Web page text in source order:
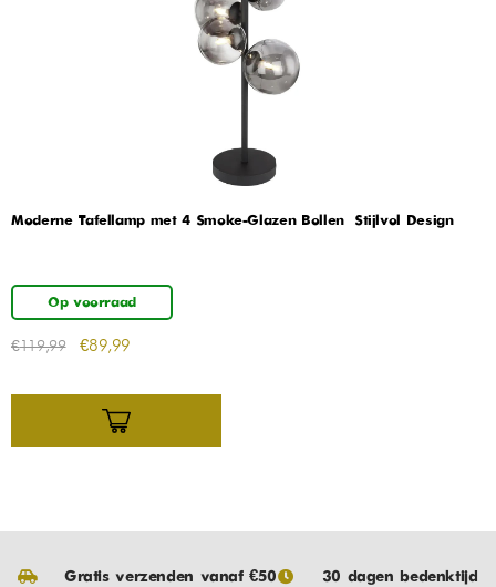
Moderne Tafellamp met 4 Smoke-Glazen Bollen – Stijlvol Design
Op voorraad
€119,99 €89,99
Gratis verzenden vanaf €50
30 dagen bedenktijd